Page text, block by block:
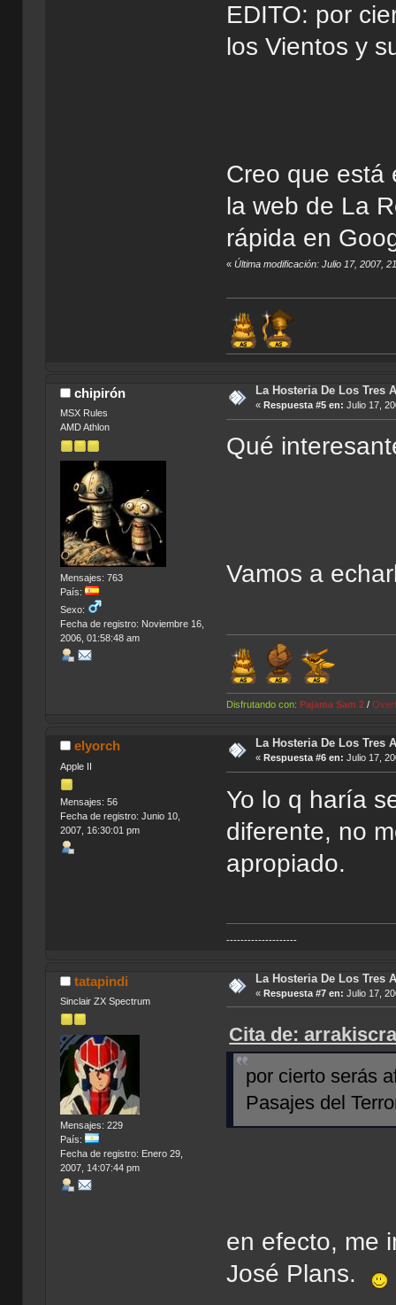
EDITO: por
los Vientos y
Creo que está
la web de La
rápida en
«Última modificación: Julio 17, 2007,
chipirón
MSX Rules
AMD Athlon
Mensajes: 763
País:
Sexo:
Fecha de registro: Noviembre 16,
2006, 01:58:48 am
La Hosteria De Los Tres
« Respuesta #5 en: Julio 17,
Qué
Vamos a
Disfrutando con: Pajama Sam 2 /
elyorch
Apple II
Mensajes: 56
Fecha de registro: Junio 10,
2007, 16:30:01 pm
La Hosteria De Los Tres
« Respuesta #6 en: Julio 17,
Yo lo q haría
diferente, no
apropiado.
--------------------
tatapindi
Sinclair ZX Spectrum
Mensajes: 229
País:
Fecha de registro: Enero 29,
2007, 14:07:44 pm
La Hosteria De Los Tres
« Respuesta #7 en: Julio 17,
Cita de:
por cierto serás
Pasajes del
en efecto, me
José Plans.